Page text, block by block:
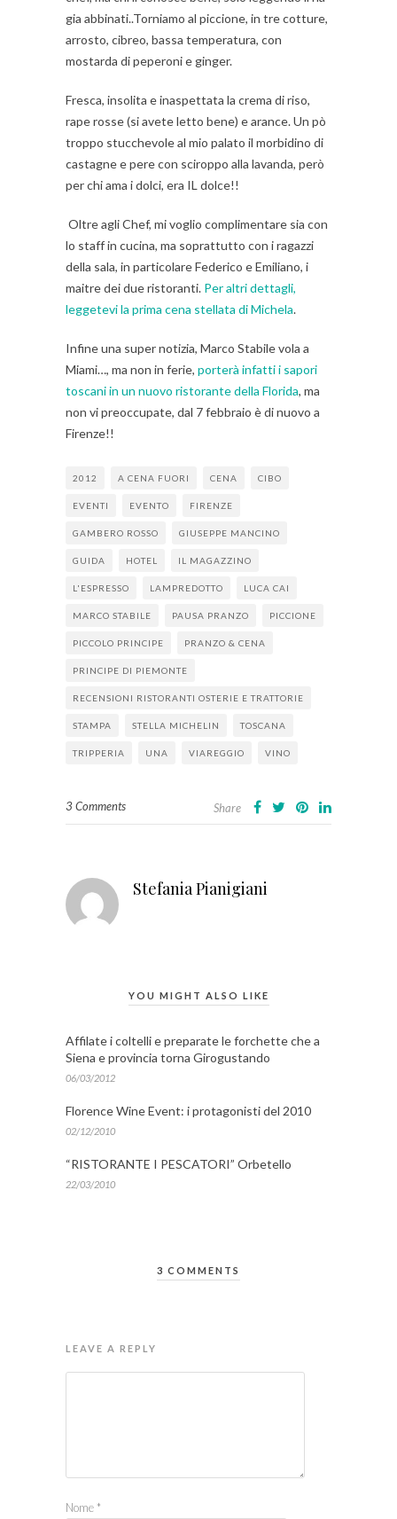
gia abbinati..Torniamo al piccione, in tre cotture,
arrosto, cibreo, bassa temperatura, con
mostarda di peperoni e ginger.
Fresca, insolita e inaspettata la crema di riso,
rape rosse (si avete letto bene) e arance. Un pò
troppo stucchevole al mio palato il morbidino di
castagne e pere con sciroppo alla lavanda, però
per chi ama i dolci, era IL dolce!!
Oltre agli Chef, mi voglio complimentare sia con
lo staff in cucina, ma soprattutto con i ragazzi
della sala, in particolare Federico e Emiliano, i
maitre dei due ristoranti. Per altri dettagli,
leggetevi la prima cena stellata di Michela.
Infine una super notizia, Marco Stabile vola a
Miami…, ma non in ferie, porterà infatti i sapori
toscani in un nuovo ristorante della Florida, ma
non vi preoccupate, dal 7 febbraio è di nuovo a
Firenze!!
2012 A CENA FUORI CENA CIBO
EVENTI EVENTO FIRENZE
GAMBERO ROSSO GIUSEPPE MANCINO
GUIDA HOTEL IL MAGAZZINO
L'ESPRESSO LAMPREDOTTO LUCA CAI
MARCO STABILE PAUSA PRANZO PICCIONE
PICCOLO PRINCIPE PRANZO & CENA
PRINCIPE DI PIEMONTE
RECENSIONI RISTORANTI OSTERIE E TRATTORIE
STAMPA STELLA MICHELIN TOSCANA
TRIPPERIA UNA VIAREGGIO VINO
3 Comments Share
Stefania Pianigiani
YOU MIGHT ALSO LIKE
Affilate i coltelli e preparate le forchette che a
Siena e provincia torna Girogustando
06/03/2012
Florence Wine Event: i protagonisti del 2010
02/12/2010
“RISTORANTE I PESCATORI” Orbetello
22/03/2010
3 COMMENTS
LEAVE A REPLY
Nome *